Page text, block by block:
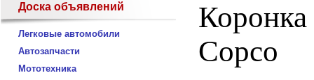
Доска объявлений
Легковые автомобили
Автозапчасти
Мототехника
Copco